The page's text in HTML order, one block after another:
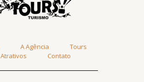
A Agência
Tours
Atrativos
Contato